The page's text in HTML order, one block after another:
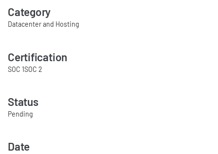
Category
Datacenter and Hosting
Certification
SOC 1SOC 2
Status
Pending
Date